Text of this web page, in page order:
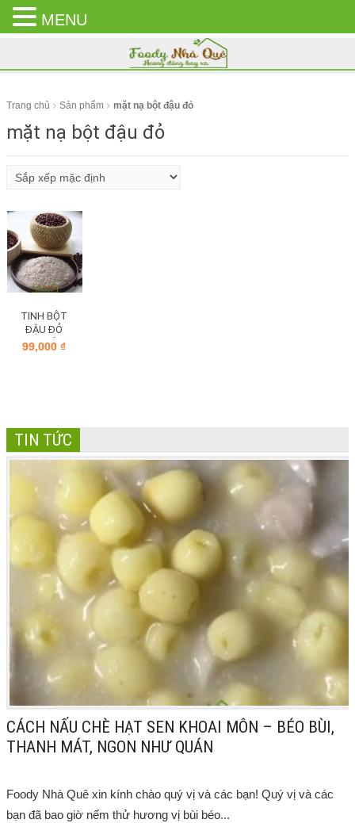
CLOSE
MENU
Trang chủ Sản phẩm mặt nạ bột đậu đỏ
mặt nạ bột đậu đỏ
TINH BỘT
ĐẬU ĐỎ
NGUYÊN
99,000₫
TIN TỨC
CÁCH NẤU CHÈ HẠT SEN KHOAI MÔN – BÉO BÙI,
THANH MÁT, NGON NHƯ QUÁN
Foody Nhà Quê xin kính chào quý vị và các bạn! Quý vị và các
bạn đã bao giờ nếm thử hương vị bùi béo...
MENU